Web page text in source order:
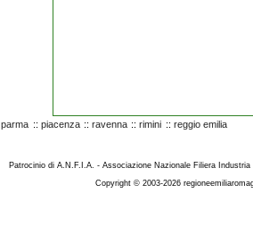
parma :: piacenza :: ravenna :: rimini :: reggio emilia
Patrocinio di A.N.F.I.A. - Associazione Nazionale Filiera
Copyright © 2003-2026